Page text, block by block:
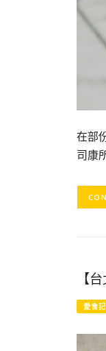
在部
司康
【
愛食記